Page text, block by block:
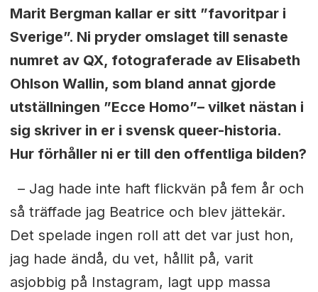
Marit Bergman kallar er sitt ”favoritpar i
Sverige”. Ni pryder omslaget till senaste
numret av QX, fotograferade av Elisabeth
Ohlson Wallin, som bland annat gjorde
utställningen ”Ecce Homo”– vilket nästan i
sig skriver in er i svensk queer-historia.
Hur förhåller ni er till den offentliga bilden?
– Jag hade inte haft flickvän på fem år och
så träffade jag Beatrice och blev jättekär.
Det spelade ingen roll att det var just hon,
jag hade ändå, du vet, hållit på, varit
asjobbig på Instagram, lagt upp massa